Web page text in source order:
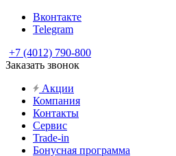
Вконтакте
Telegram
+7 (4012) 790-800
Заказать звонок
Акции
Компания
Контакты
Сервис
Trade-in
Бонусная программа